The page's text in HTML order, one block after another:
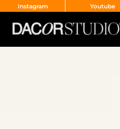
Instagram Youtube